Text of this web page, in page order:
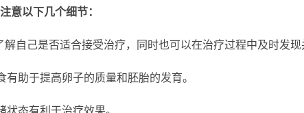
意以下几个细节：
自己是否适合接受治疗，同时也可以在治疗过程中及时发现
助于提高卵子的质量和胚胎的发育。
态有利于治疗效果。